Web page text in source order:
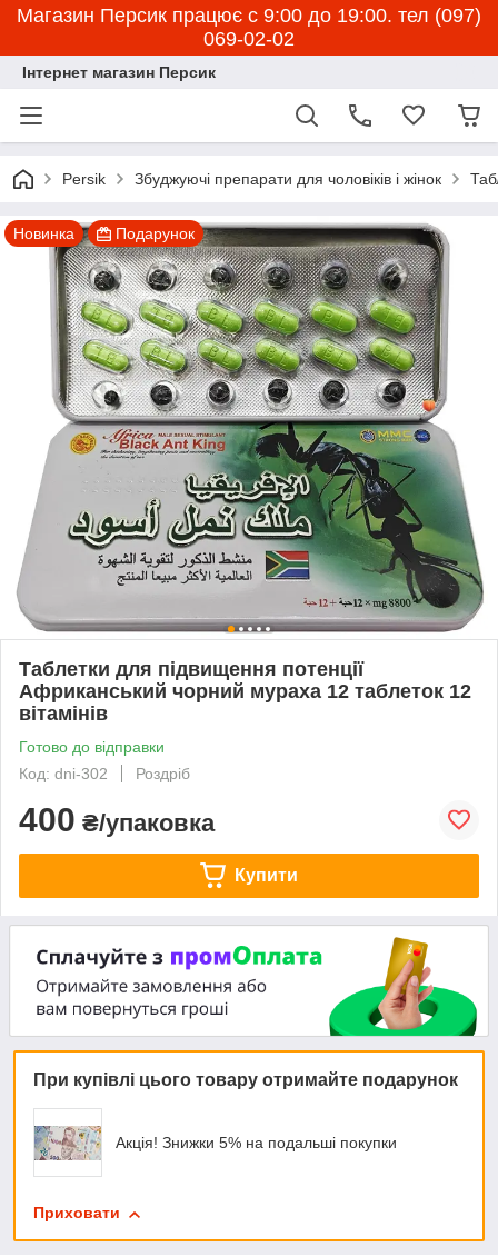
Магазин Персик працює с 9:00 до 19:00. тел (097)
069-02-02
Інтернет магазин Персик
Persik Збуджуючі препарати для чоловіків і жінок
Новинка Подарунок
Таблетки для підвищення потенції
Африканський чорний мураха 12 таблеток 12
вітамінів
Готово до відправки
Код: dni-302
Роздріб
400 ₴/упаковка
Купити
При купівлі цього товару отримайте подарунок
Акція! Знижки 5% на подальші покупки
Приховати